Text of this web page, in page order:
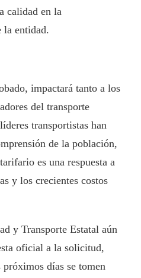
calidad en la
la entidad.
impactará tanto a los
del transporte
transportistas han
de la población,
es una respuesta a
y los crecientes costos
y Transporte Estatal aún
oficial a la solicitud,
próximos días se tomen